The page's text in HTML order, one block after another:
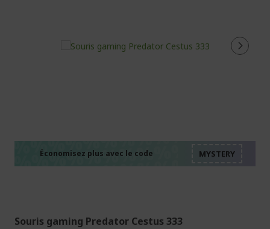
Économisez plus avec le code
Souris gaming Predator Cestus 333